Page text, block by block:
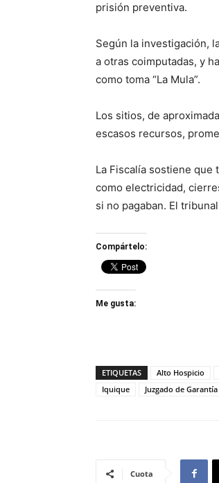
prisión preventiva.
Según la investigación,
a otras coimputadas, y
como toma “La Mula”.
Los sitios, de
escasos recursos,
La Fiscalía sostiene que
como electricidad,
si no pagaban. El
Compártelo:
Me gusta:
ETIQUETAS Alto Hospicio
Iquique
Juzgado de
Cuota